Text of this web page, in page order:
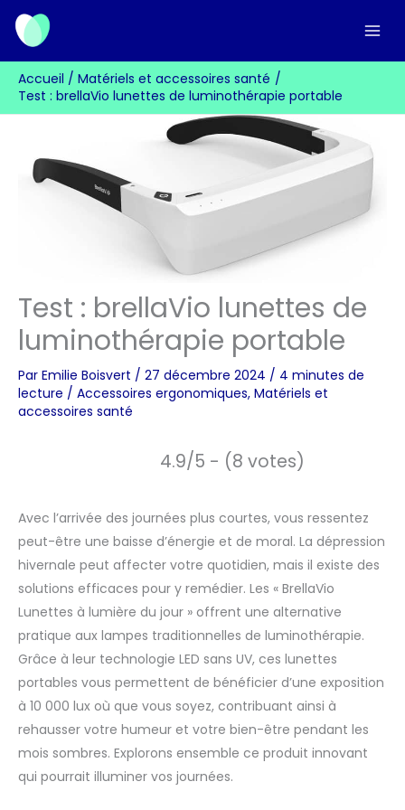
Aller
contenu
Accueil
Matériels et accessoires santé
Test : brellaVio lunettes de luminothérapie portable
Test : brellaVio lunettes de
luminothérapie portable
Par Emilie Boisvert / 27 décembre 2024 / 4 minutes de
lecture / Accessoires ergonomiques, Matériels et
accessoires santé
4.9/5 - (8 votes)
Avec l’arrivée des journées plus courtes, vous ressentez
peut-être une baisse d’énergie et de moral. La dépression
hivernale peut affecter votre quotidien, mais il existe des
solutions efficaces pour y remédier. Les « BrellaVio
Lunettes à lumière du jour » offrent une alternative
pratique aux lampes traditionnelles de luminothérapie.
Grâce à leur technologie LED sans UV, ces lunettes
portables vous permettent de bénéficier d’une exposition
à 10 000 lux où que vous soyez, contribuant ainsi à
rehausser votre humeur et votre bien-être pendant les
mois sombres. Explorons ensemble ce produit innovant
qui pourrait illuminer vos journées.